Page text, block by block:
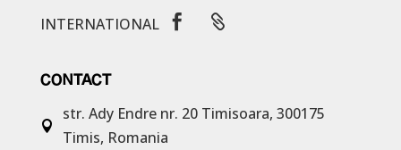
INTERNATIONAL  
CONTACT

str. Ady Endre nr. 20 Timisoara, 300175
Timis, Romania